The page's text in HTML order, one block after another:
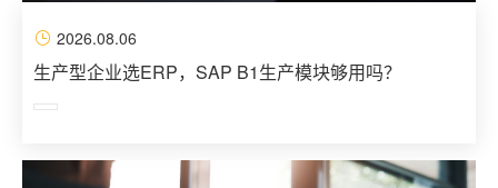
2026.08.06
生产型企业选ERP，SAP B1生产模块够用吗？